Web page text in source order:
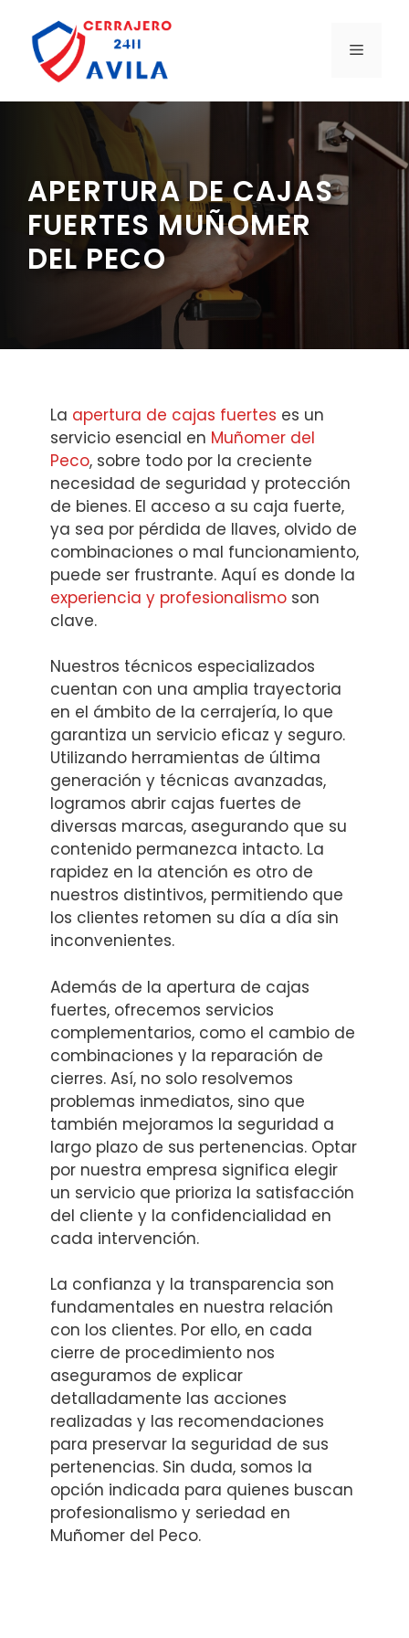
contenido
MENÚ
APERTURA DE CAJAS
FUERTES MUÑOMER
DEL PECO
La apertura de cajas fuertes es un
servicio esencial en Muñomer del
Peco, sobre todo por la creciente
necesidad de seguridad y protección
de bienes. El acceso a su caja fuerte,
ya sea por pérdida de llaves, olvido de
combinaciones o mal funcionamiento,
puede ser frustrante. Aquí es donde la
experiencia y profesionalismo son
clave.
Nuestros técnicos especializados
cuentan con una amplia trayectoria
en el ámbito de la cerrajería, lo que
garantiza un servicio eficaz y seguro.
Utilizando herramientas de última
generación y técnicas avanzadas,
logramos abrir cajas fuertes de
diversas marcas, asegurando que su
contenido permanezca intacto. La
rapidez en la atención es otro de
nuestros distintivos, permitiendo que
los clientes retomen su día a día sin
inconvenientes.
Además de la apertura de cajas
fuertes, ofrecemos servicios
complementarios, como el cambio de
combinaciones y la reparación de
cierres. Así, no solo resolvemos
problemas inmediatos, sino que
también mejoramos la seguridad a
largo plazo de sus pertenencias. Optar
por nuestra empresa significa elegir
un servicio que prioriza la satisfacción
del cliente y la confidencialidad en
cada intervención.
La confianza y la transparencia son
fundamentales en nuestra relación
con los clientes. Por ello, en cada
cierre de procedimiento nos
aseguramos de explicar
detalladamente las acciones
realizadas y las recomendaciones
para preservar la seguridad de sus
pertenencias. Sin duda, somos la
opción indicada para quienes buscan
profesionalismo y seriedad en
Muñomer del Peco.